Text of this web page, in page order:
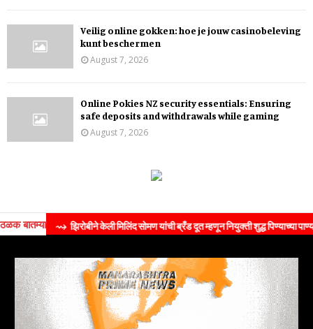
Veilig online gokken: hoe je jouw casinobeleving
kunt beschermen
August 7, 2026
Online Pokies NZ security essentials: Ensuring
safe deposits and withdrawals while gaming
August 7, 2026
ठळक बातम्या
⇝ झिरोबीने केली मिलिंद सोमण यांची ब्रँड दूत म्हणून नियुक्ती शुद्ध पिण्याच्या पाण्याच्या